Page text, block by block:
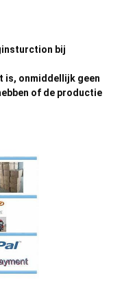
bij
is, onmiddellijk geen
of de productie